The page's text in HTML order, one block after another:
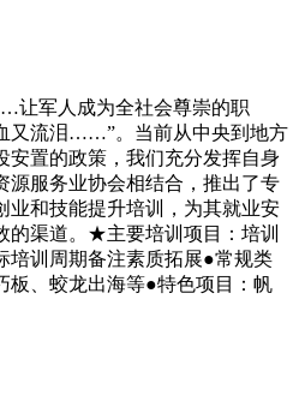
让军人成为全社会尊崇的职
流泪……”。当前从中央到地方
安置的政策，我们充分发挥自身
源服务业协会相结合，推出了专
业和技能提升培训，为其就业安
的渠道。★主要培训项目：培训
培训周期备注素质拓展●常规类
板、蛟龙出海等●特色项目：帆